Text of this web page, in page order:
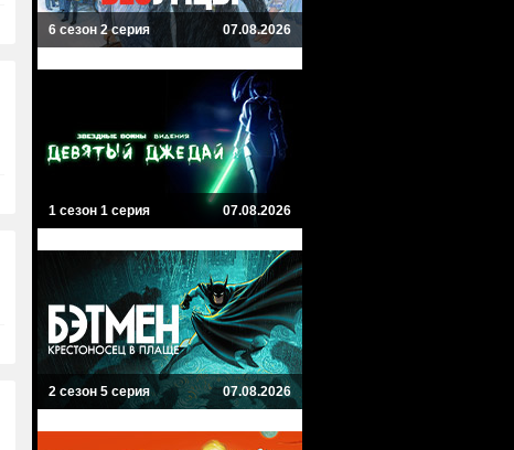
6 сезон 2 серия 07.08.2026
1 сезон 1 серия 07.08.2026
2 сезон 5 серия 07.08.2026